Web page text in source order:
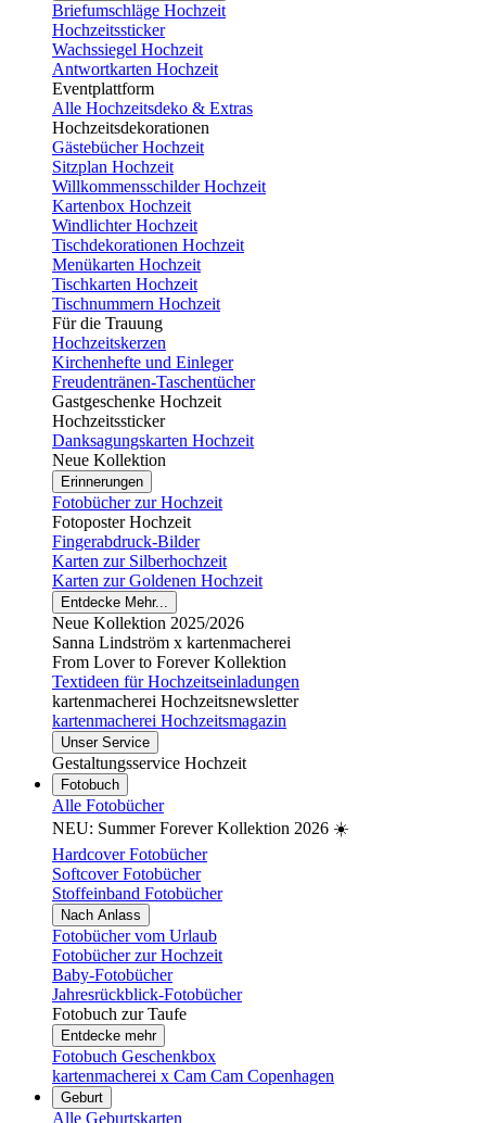
Briefumschläge Hochzeit
Hochzeitssticker
Wachssiegel Hochzeit
Antwortkarten Hochzeit
Eventplattform
Alle Hochzeitsdeko & Extras
Hochzeitsdekorationen
Gästebücher Hochzeit
Sitzplan Hochzeit
Willkommensschilder Hochzeit
Kartenbox Hochzeit
Windlichter Hochzeit
Tischdekorationen Hochzeit
Menükarten Hochzeit
Tischkarten Hochzeit
Tischnummern Hochzeit
Für die Trauung
Hochzeitskerzen
Kirchenhefte und Einleger
Freudentränen-Taschentücher
Gastgeschenke Hochzeit
Hochzeitssticker
Danksagungskarten Hochzeit
Neue Kollektion
Erinnerungen
Fotobücher zur Hochzeit
Fotoposter Hochzeit
Fingerabdruck-Bilder
Karten zur Silberhochzeit
Karten zur Goldenen Hochzeit
Entdecke Mehr...
Neue Kollektion 2025/2026
Sanna Lindström x kartenmacherei
From Lover to Forever Kollektion
Textideen für Hochzeitseinladungen
kartenmacherei Hochzeitsnewsletter
kartenmacherei Hochzeitsmagazin
Unser Service
Gestaltungsservice Hochzeit
Fotobuch
Alle Fotobücher
NEU: Summer Forever Kollektion 2026 ☀️
Hardcover Fotobücher
Softcover Fotobücher
Stoffeinband Fotobücher
Nach Anlass
Fotobücher vom Urlaub
Fotobücher zur Hochzeit
Baby-Fotobücher
Jahresrückblick-Fotobücher
Fotobuch zur Taufe
Entdecke mehr
Fotobuch Geschenkbox
kartenmacherei x Cam Cam Copenhagen
Geburt
Alle Geburtskarten